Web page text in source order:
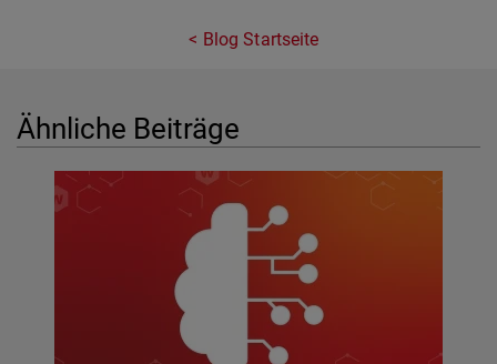
Blog Startseite
Ähnliche Beiträge